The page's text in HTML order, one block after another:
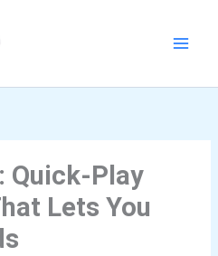
Quick‑Play
Lets You